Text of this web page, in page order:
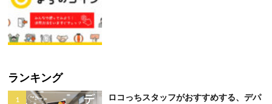
ランキング
ロコっちスタッフがおすすめする、デパ